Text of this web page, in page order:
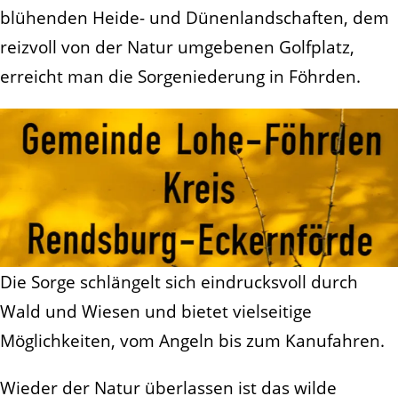
blühenden Heide- und Dünenlandschaften, dem
reizvoll von der Natur umgebenen Golfplatz,
erreicht man die Sorgeniederung in Föhrden.
Die Sorge schlängelt sich eindrucksvoll durch
Wald und Wiesen und bietet vielseitige
Möglichkeiten, vom Angeln bis zum Kanufahren.
Wieder der Natur überlassen ist das wilde